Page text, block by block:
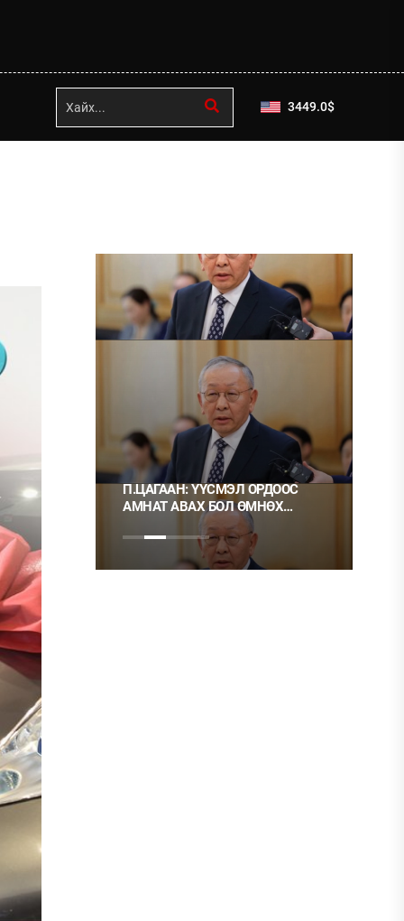
3449.0$
П.ЦАГААН: ҮҮСМЭЛ ОРДООС
АМНАТ АВАХ БОЛ ӨМНӨХ
ЗӨВШӨӨРӨЛТЭЙ БОЛГОХ
Ц.МОНГОЛ: